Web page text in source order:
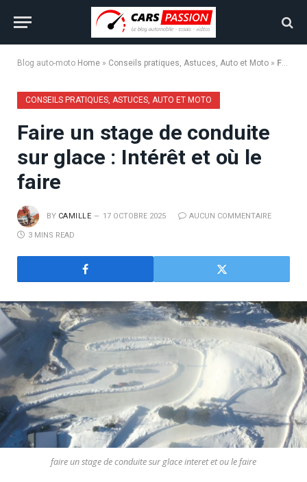
Blog auto-moto Home » Conseils pratiques, Astuces, Auto et Moto » Faire un stage de conduite sur glace : Intérêt et où le faire
CONSEILS PRATIQUES, ASTUCES, AUTO ET MOTO
Faire un stage de conduite
sur glace : Intérêt et où le
faire
BY CAMILLE 17 OCTOBRE 2025 AUCUN COMMENTAIRE
3 MINS READ
faire un stage de conduite sur glace interet et ou le faire